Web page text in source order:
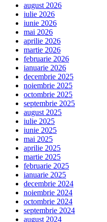
august 2026
iulie 2026
iunie 2026
mai 2026
aprilie 2026
martie 2026
februarie 2026
ianuarie 2026
decembrie 2025
noiembrie 2025
octombrie 2025
septembrie 2025
august 2025
iulie 2025
iunie 2025
mai 2025
aprilie 2025
martie 2025
februarie 2025
ianuarie 2025
decembrie 2024
noiembrie 2024
octombrie 2024
septembrie 2024
august 2024